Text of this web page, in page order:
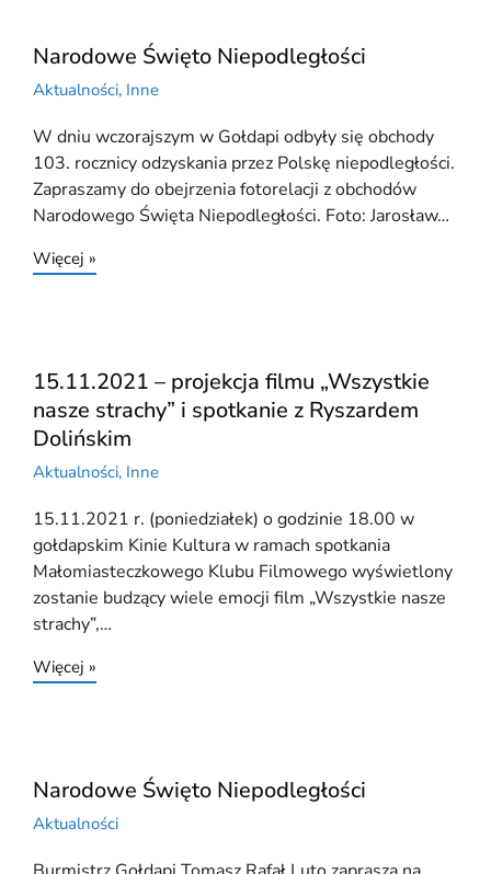
Narodowe Święto Niepodległości
Aktualności, Inne
W dniu wczorajszym w Gołdapi odbyły się obchody
103. rocznicy odzyskania przez Polskę niepodległości.
Zapraszamy do obejrzenia fotorelacji z obchodów
Narodowego Święta Niepodległości. Foto: Jarosław…
Więcej »
15.11.2021 – projekcja filmu „Wszystkie
nasze strachy” i spotkanie z Ryszardem
Dolińskim
Aktualności, Inne
15.11.2021 r. (poniedziałek) o godzinie 18.00 w
gołdapskim Kinie Kultura w ramach spotkania
Małomiasteczkowego Klubu Filmowego wyświetlony
zostanie budzący wiele emocji film „Wszystkie nasze
strachy”,…
Więcej »
Narodowe Święto Niepodległości
Aktualności